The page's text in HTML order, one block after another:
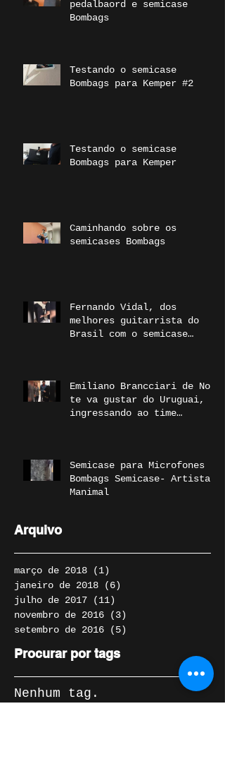
pedalbaord e semicase
Bombags
Testando o semicase
Bombags para Kemper #2
Testando o semicase
Bombags para Kemper
Caminhando sobre os
semicases Bombags
Fernando Vidal, dos
melhores guitarrista do
Brasil com o semicase
Emiliano Brancciari de No
te va gustar do Uruguai,
ingressando ao time
Semicase para Microfones
Bombags Semicase- Artista
Manimal
Arquivo
março de 2018 (1)
janeiro de 2018
(6)
julho de 2017
(11)
novembro de 2016
(3)
setembro de 2016
(5)
Procurar por tags
Nenhum tag.